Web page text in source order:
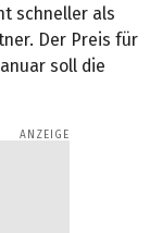
schneller als
Der Preis für
soll die